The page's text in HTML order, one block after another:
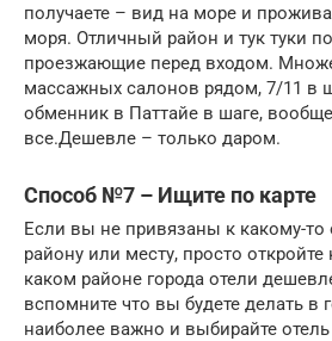
получаете – вид на море и
моря. Отличный район и тук туки
проезжающие перед входом.
массажных салонов рядом, 7/11 в
обменник в Паттайе в шаге,
все.Дешевле – только даром.
Способ №7 – Ищите по карте
Если вы не привязаны к какому-то
району или месту, просто откройте
каком районе города отели
вспомните что вы будете делать в
наиболее важно и выбирайте